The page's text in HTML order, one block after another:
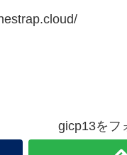
gicp13をフ